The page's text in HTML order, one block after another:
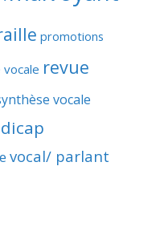
promotions
revue
vocale
vocal/ parlant